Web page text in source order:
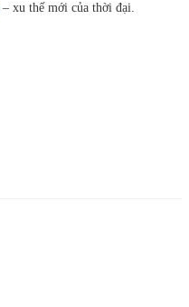
– xu thế mới của thời đại.